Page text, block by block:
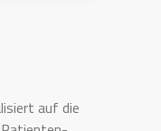
auf die